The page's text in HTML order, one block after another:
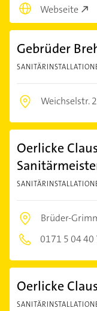
Webseite
Gebrüder
Weichselstr.
Oerlicke
Brüder-
0171 5 04 40
Oerlicke